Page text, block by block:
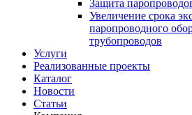
Защита
Увеличение срока
паропроводного
трубопроводов
Услуги
Реализованные проекты
Каталог
Новости
Статьи